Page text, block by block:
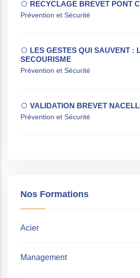
RECYCLAGE BREVET PONT
Prévention et Sécurité
LES GESTES QUI SAUVENT :
SECOURISME
Prévention et Sécurité
VALIDATION BREVET
Prévention et Sécurité
Nos Formations
Acier
Management